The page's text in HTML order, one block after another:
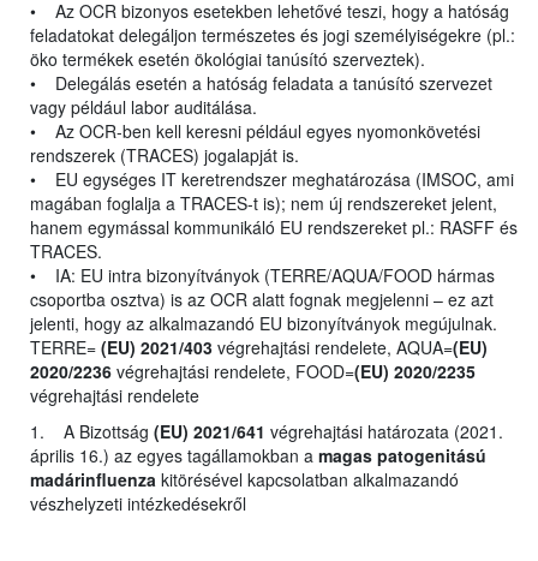
• Az OCR bizonyos esetekben lehetővé teszi, hogy a hatóság
feladatokat delegáljon természetes és jogi személyiségekre (pl.:
öko termékek esetén ökológiai tanúsító szerveztek).
• Delegálás esetén a hatóság feladata a tanúsító szervezet
vagy például labor auditálása.
• Az OCR-ben kell keresni például egyes nyomonkövetési
rendszerek (TRACES) jogalapját is.
• EU egységes IT keretrendszer meghatározása (IMSOC, ami
magában foglalja a TRACES-t is); nem új rendszereket jelent,
hanem egymással kommunikáló EU rendszereket pl.: RASFF és
TRACES.
• IA: EU intra bizonyítványok (TERRE/AQUA/FOOD hármas
csoportba osztva) is az OCR alatt fognak megjelenni – ez azt
jelenti, hogy az alkalmazandó EU bizonyítványok megújulnak.
TERRE= (EU) 2021/403 végrehajtási rendelete, AQUA=(EU)
2020/2236 végrehajtási rendelete, FOOD=(EU) 2020/2235
végrehajtási rendelete
1. A Bizottság (EU) 2021/641 végrehajtási határozata (2021.
április 16.) az egyes tagállamokban a magas patogenitású
madárinfluenza kitörésével kapcsolatban alkalmazandó
vészhelyzeti intézkedésekről